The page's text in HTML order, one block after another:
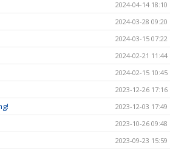
2024-04-14 18:10
2024-03-28 09:20
2024-03-15 07:22
2024-02-21 11:44
2024-02-15 10:45
2023-12-26 17:16
2023-12-03 17:49
2023-10-26 09:48
2023-09-23 15:59